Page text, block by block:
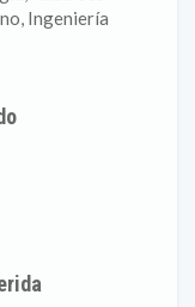
Ingeniería